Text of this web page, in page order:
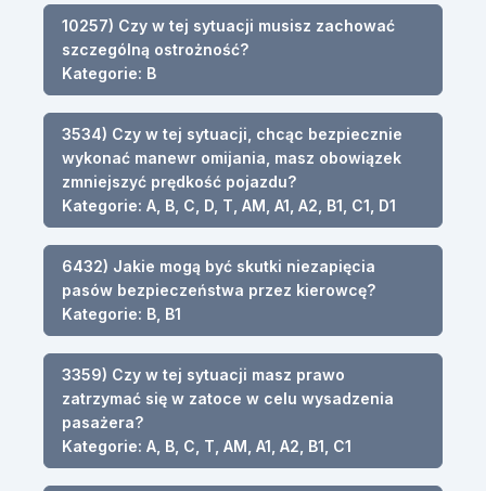
10257) Czy w tej sytuacji musisz zachować
szczególną ostrożność?
Kategorie: B
3534) Czy w tej sytuacji, chcąc bezpiecznie
wykonać manewr omijania, masz obowiązek
zmniejszyć prędkość pojazdu?
Kategorie: A, B, C, D, T, AM, A1, A2, B1, C1, D1
6432) Jakie mogą być skutki niezapięcia
pasów bezpieczeństwa przez kierowcę?
Kategorie: B, B1
3359) Czy w tej sytuacji masz prawo
zatrzymać się w zatoce w celu wysadzenia
pasażera?
Kategorie: A, B, C, T, AM, A1, A2, B1, C1